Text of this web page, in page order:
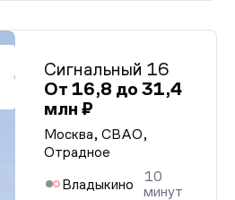
Сигнальный 16
От 16,8 до 31,4
млн ₽
Москва, СВАО,
Отрадное
Владыкино
10
минут